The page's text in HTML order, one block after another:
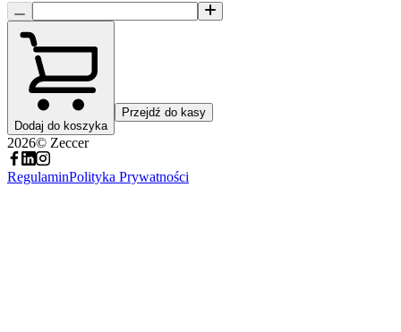
Dodaj do koszyka
Przejdź do kasy
2026© Zeccer
RegulaminPolityka Prywatności